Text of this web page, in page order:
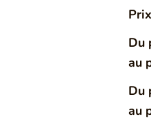
Du
au
Du
au